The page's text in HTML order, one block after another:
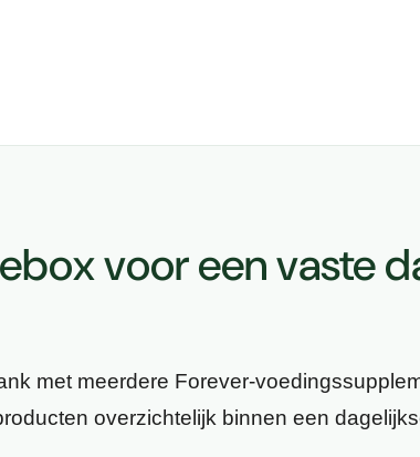
voor een vaste
met meerdere Forever-
overzichtelijk binnen een